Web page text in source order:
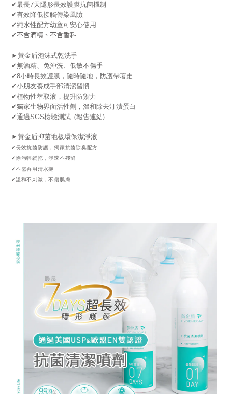
✔最長7天隱形長效護膜抗菌機制
✔有效降低接觸傳染風險
✔純水性配方幼童可安心使用
✔不含酒精、不含香料
►黃金盾泡沫式乾洗手
✔無酒精、免沖洗、低敏不傷手
✔8小時長效護膜，隨時隨地，防護帶著走
✔小朋友養成手部清潔習慣
✔植物性萃取液，提升防禦力
✔獨家生物界面活性劑，溫和除去汙漬蛋白
✔通過SGS檢驗測試 (報告連結)
► 黃金盾抑菌地板環保潔淨液
✔長效抗菌防護，獨家抗菌除臭配方
✔除污輕鬆拖，淨速不殘留
✔不需再用清水拖
✔溫和不刺激，不傷肌膚